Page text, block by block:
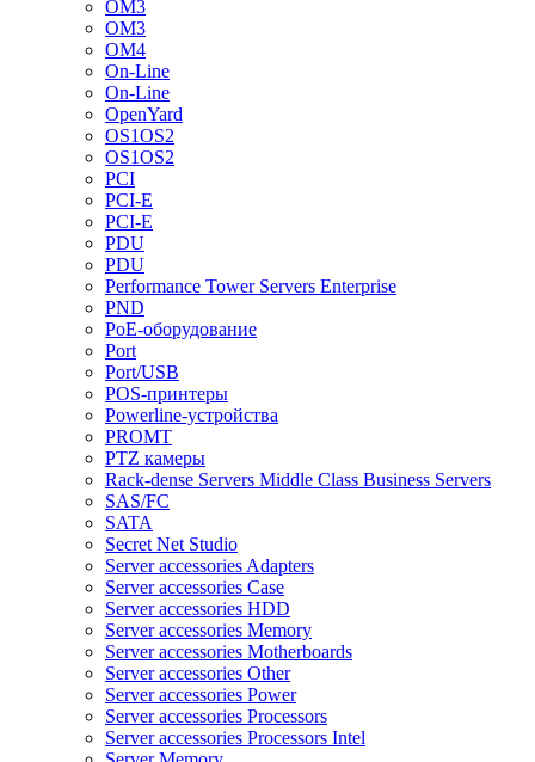
OM3
OM3
OM4
On-Line
On-Line
OpenYard
OS1OS2
OS1OS2
PCI
PCI-E
PCI-E
PDU
PDU
Performance Tower Servers Enterprise
PND
PoE-оборудование
Port
Port/USB
POS-принтеры
Powerline-устройства
PROMT
PTZ камеры
Rack-dense Servers Middle Class Business Servers
SAS/FC
SATA
Secret Net Studio
Server accessories Adapters
Server accessories Case
Server accessories HDD
Server accessories Memory
Server accessories Motherboards
Server accessories Other
Server accessories Power
Server accessories Processors
Server accessories Processors Intel